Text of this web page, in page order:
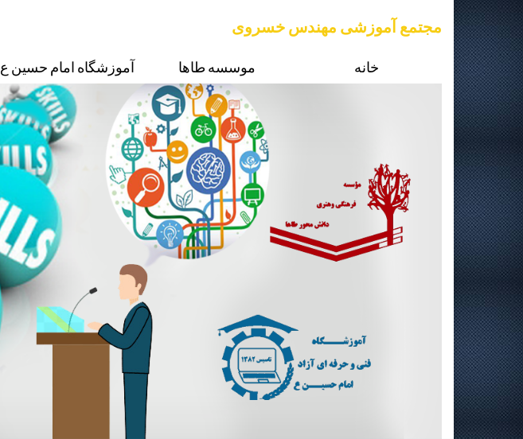
مجتمع آموزشی مهندس خسروی
خانه موسسه طاها آموزشگاه امام حسین ع